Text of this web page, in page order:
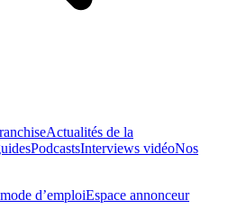
Actualités de la
PodcastsInterviews vidéoNos
d’emploiEspace annonceur